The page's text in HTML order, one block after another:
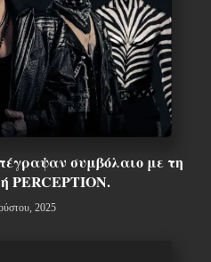
συμβόλαιο με τη
PERCEPTION.
2025